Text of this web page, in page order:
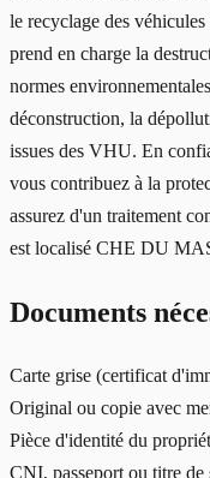
le recyclage des
prend en charge la
normes
déconstruction, la
issues des VHU. En
vous contribuez à la
assurez d'un traitement
est localisé CHE DU
Documents
Carte grise (certificat
Original ou copie avec
Pièce d'identité du
CNI, passeport ou titre